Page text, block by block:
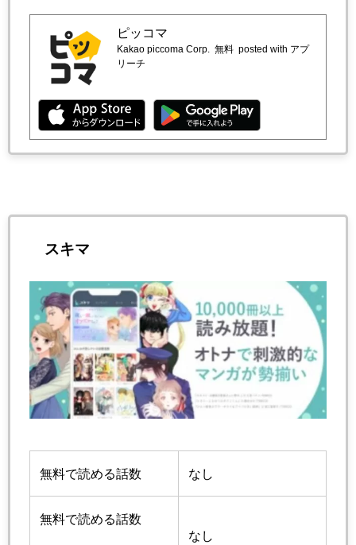
ピッコマ
Kakao piccoma Corp. 無料 posted with アプ
リーチ
スキマ
無料で読める話数 なし
無料で読める話数
なし